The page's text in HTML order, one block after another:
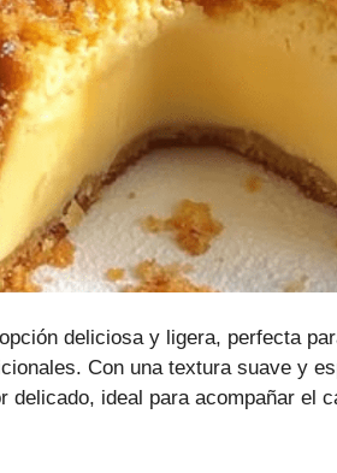
deliciosa y ligera, perfecta
Con una textura suave y
delicado, ideal para acompañar el